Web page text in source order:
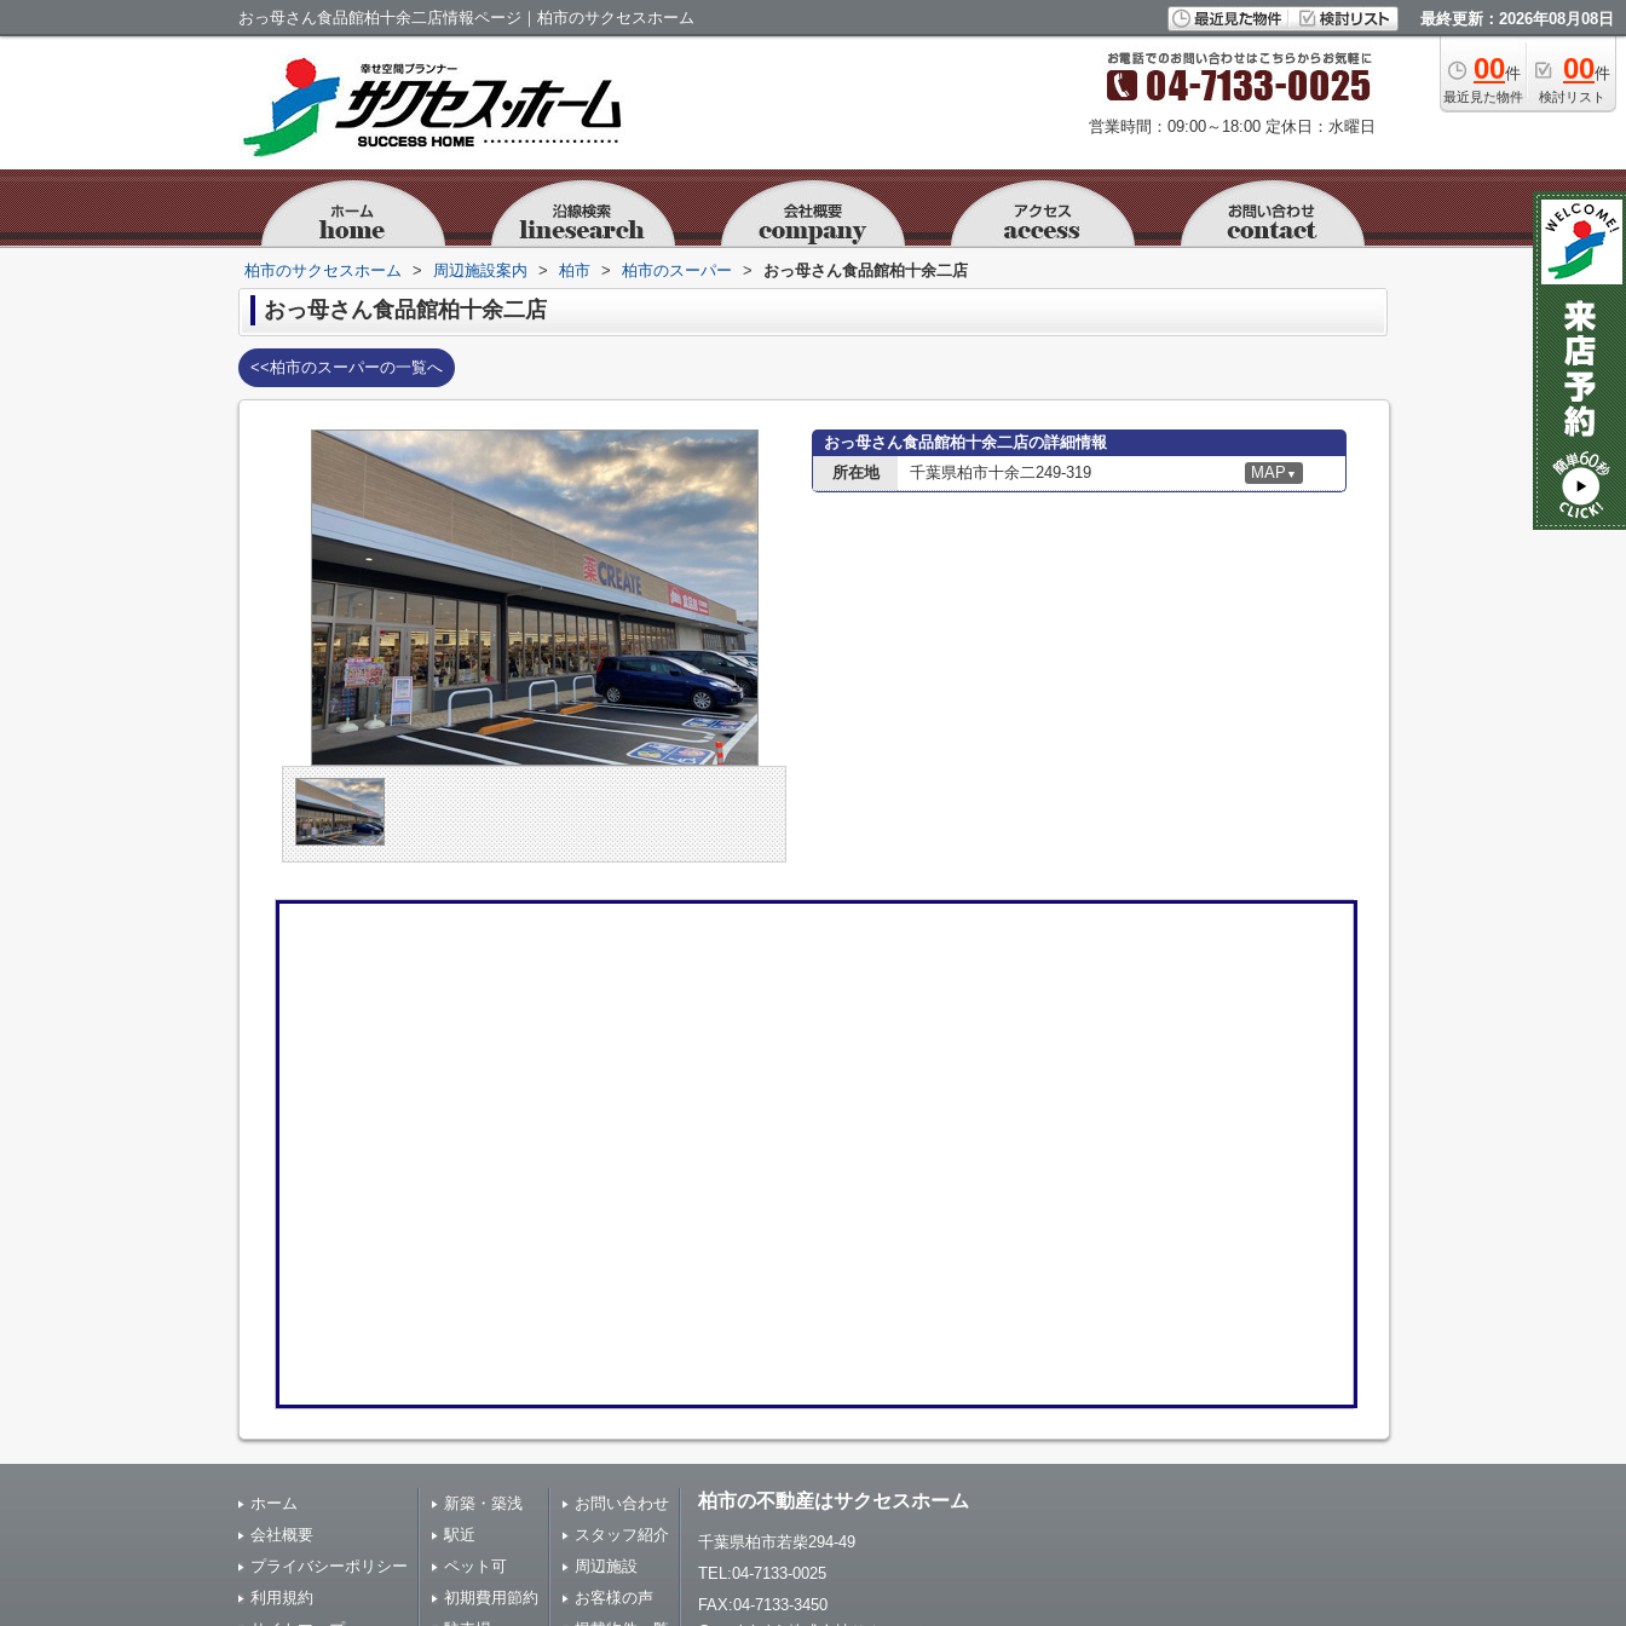
おっ母さん食品館柏十余二店情報ページ｜柏市のサクセスホーム 最終更新：2026年08月08日
00件
最近見た物件
00件
検討リスト
営業時間：09:00～18:00 定休日：水曜日
柏市のサクセスホーム > 周辺施設案内 > 柏市 > 柏市のスーパー > おっ母さん食品館柏十余二店
おっ母さん食品館柏十余二店
<<柏市のスーパーの一覧へ
おっ母さん食品館柏十余二店の詳細情報
所在地
千葉県柏市十余二249-319 MAP ▼
ホーム
会社概要
プライバシーポリシー
利用規約
新築・築浅
駅近
ペット可
初期費用節約
お問い合わせ
スタッフ紹介
周辺施設
お客様の声
柏市の不動産はサクセスホーム
千葉県柏市若柴294-49
TEL:04-7133-0025
FAX:04-7133-3450